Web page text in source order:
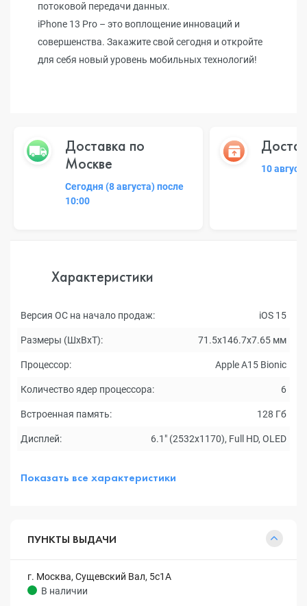
потоковой передачи данных.
iPhone 13 Pro – это воплощение инноваций и
совершенства. Закажите свой сегодня и откройте
для себя новый уровень мобильных технологий!
Доставка по
Москве
Сегодня (8 августа) после
10:00
10
Характеристики
Версия ОС на начало продаж: iOS 15
Размеры (ШxВxТ): 71.5x146.7x7.65 мм
Процессор: Apple A15 Bionic
Количество ядер процессора: 6
Встроенная память: 128 Гб
Дисплей: 6.1" (2532x1170), Full HD, OLED
Показать все характеристики
ПУНКТЫ ВЫДАЧИ
г. Москва, Сущевский Вал, 5с1А
В наличии